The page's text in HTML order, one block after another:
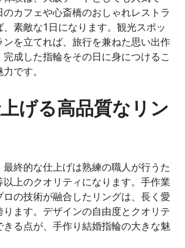
カフェや心斎橋のおしゃれレストラ
、素敵な1日になります。観光スポッ
ンを立てれば、旅行を兼ねた思い出作
完成した指輪をその日に身につけるこ
です。
げる高品質なリン
終的な仕上げは熟練の職人が行うた
上のクオリティになります。手作業
の技術が融合したリングは、長く愛
ます。デザインの自由度とクオリテ
きる点が、手作り結婚指輪の大きな魅